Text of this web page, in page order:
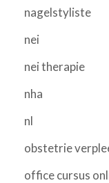
nagelstyliste
nei
nei therapie
nha
nl
obstetrie
office cursus